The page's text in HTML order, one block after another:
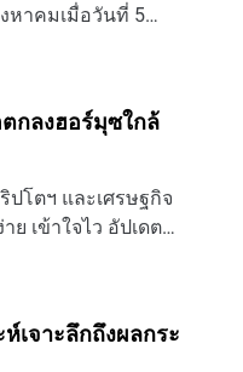
หาคมเมื่อวันที่ 5
กลงฮอร์มุซใกล้
โตฯ และเศรษฐกิจ
เข้าใจไว อัปเดต
เจาะลึกถึงผลกระ